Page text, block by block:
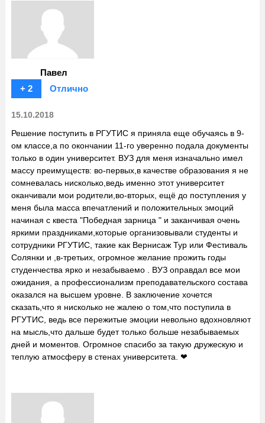
Павел
+ 2
Отлично
15.10.2018
Решение поступить в РГУТИС я приняла еще обучаясь в 9-
ом классе,а по окончании 11-го уверенно подала документы
только в один университет. ВУЗ для меня изначально имел
массу преимуществ: во-первых,в качестве образования я не
сомневалась нисколько,ведь именно этот университет
оканчивали мои родители,во-вторых, ещё до поступления у
меня была масса впечатлений и положительных эмоций
начиная с квеста "Победная зарница " и заканчивая очень
яркими праздниками,которые организовывали студенты и
сотрудники РГУТИС, такие как Вернисаж Тур или Фестиваль
Солянки и ,в-третьих, огромное желание прожить годы
студенчества ярко и незабываемо . ВУЗ оправдал все мои
ожидания, а профессионализм преподавательского состава
оказался на высшем уровне. В заключение хочется
сказать,что я нисколько не жалею о том,что поступила в
РГУТИС, ведь все пережитые эмоции невольно вдохновляют
на мысль,что дальше будет только больше незабываемых
дней и моментов. Огромное спасибо за такую дружескую и
теплую атмосферу в стенах университета. ❤